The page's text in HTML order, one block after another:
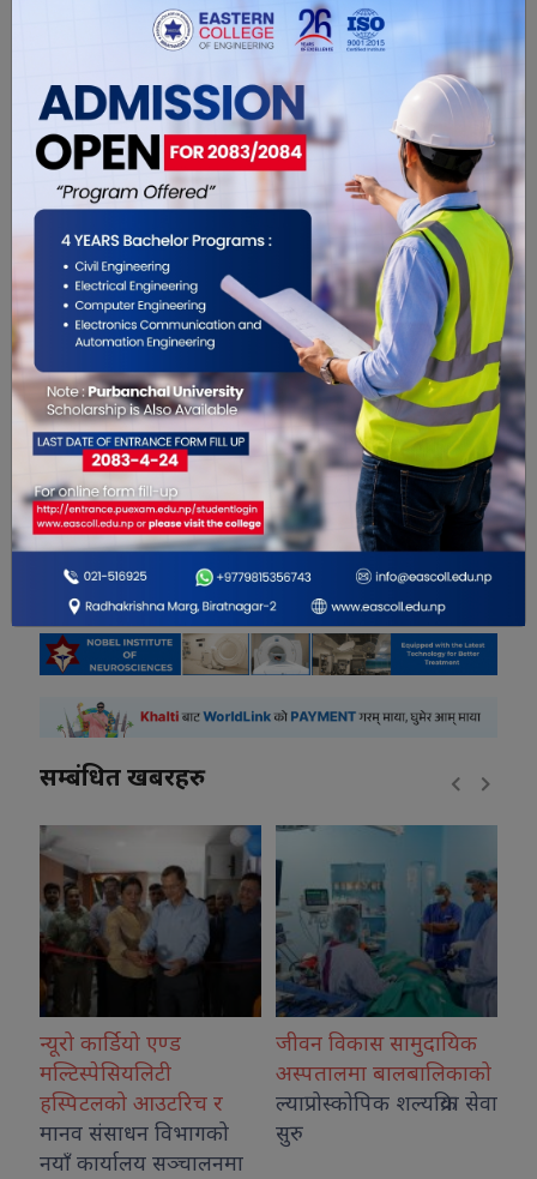
संरचना बनाउनेमा नेपाल क्षयरोग निवारण संस्था सबैभन्दा
पुरानो हो । जसले २०१६ सालमै भवन बनाएको थियो ।
यो खबर पढेर तपाईलाई कस्तो महसुस
भयो ?
5 1 1 1
0
सम्बंधित खबरहरु
न्यूरो कार्डियो एण्ड
मल्टिस्पेसियलिटी
हस्पिटलको आउटरिच र
मानव संसाधन विभागको
नयाँ कार्यालय सञ्चालनमा
जीवन विकास सामुदायिक
अस्पतालमा बालबालिकाको
ल्याप्रोस्कोपिक शल्यक्रिया सेवा
सुरु